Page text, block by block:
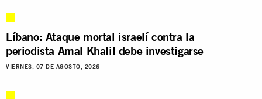
Líbano: Ataque mortal israelí contra la
periodista Amal Khalil debe investigarse
VIERNES, 07 DE AGOSTO, 2026